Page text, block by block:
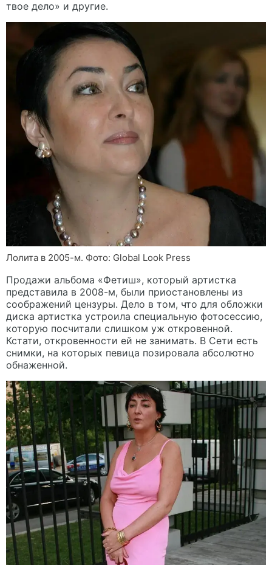
твое дело» и другие.
Лолита в 2005-м. Фото: Global Look Press
Продажи альбома «Фетиш», который артистка
представила в 2008-м, были приостановлены из
соображений цензуры. Дело в том, что для обложки
диска артистка устроила специальную фотосессию,
которую посчитали слишком уж откровенной.
Кстати, откровенности ей не занимать. В Сети есть
снимки, на которых певица позировала абсолютно
обнаженной.